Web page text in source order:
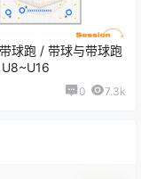
球跑 / 带球与带球跑
U8~U16
0 7.3k